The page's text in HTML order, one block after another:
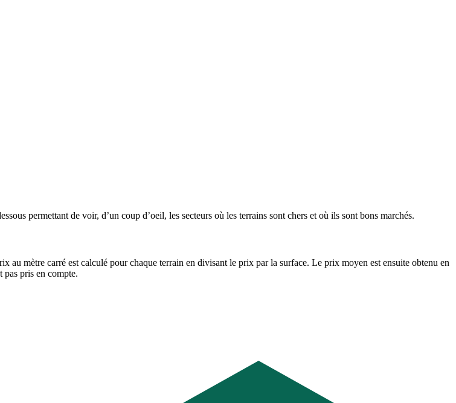
permettant de voir, d’un coup d’oeil, les secteurs où les terrains sont chers et où ils sont bons marchés.
au mètre carré est calculé pour chaque terrain en divisant le prix par la surface. Le prix moyen est ensuite obtenu en
pas pris en compte.